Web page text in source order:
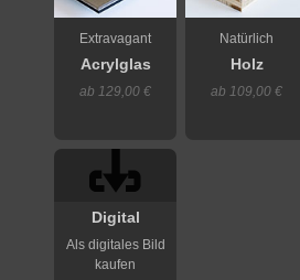
Extravagant
Acrylglas
ab 129,00 €
Natürlich
Holz
ab 109,00 €
Digital
Als digitales Bild
kaufen